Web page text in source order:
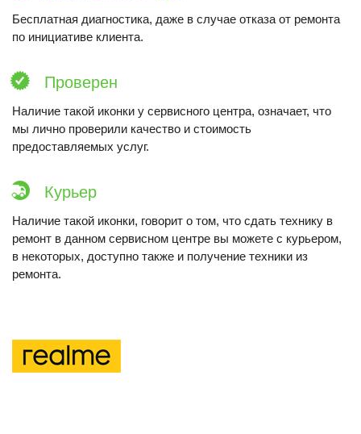
Бесплатная диагностика, даже в случае отказа от ремонта
по инициативе клиента.
Проверен
Наличие такой иконки у сервисного центра, означает, что
мы лично проверили качество и стоимость
предоставляемых услуг.
Курьер
Наличие такой иконки, говорит о том, что сдать технику в
ремонт в данном сервисном центре вы можете с курьером,
в некоторых, доступно также и получение техники из
ремонта.